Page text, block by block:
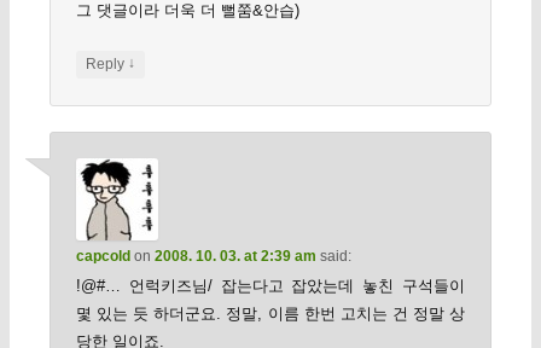
그 댓글이라 더욱 더 뻘쭘&안습)
Reply ↓
capcoldon 2008. 10. 03. at 2:39 am said:
!@#… 언럭키즈님/ 잡는다고 잡았는데 놓친 구석들이
몇 있는 듯 하더군요. 정말, 이름 한번 고치는 건 정말 상
당한 일이죠.